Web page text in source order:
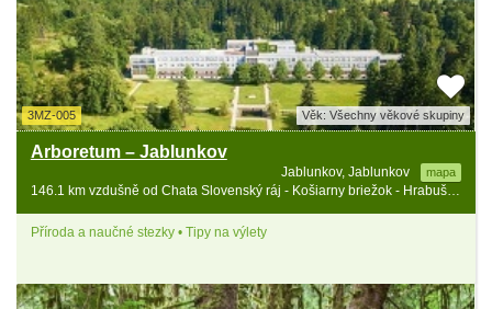
3MZ-005 Věk: Všechny věkové skupiny
Arboretum – Jablunkov
Jablunkov, Jablunkov mapa
146.1 km vzdušně od Chata Slovenský ráj - Košiarny briežok - Hrabušice
Příroda a naučné stezky • Tipy na výlety